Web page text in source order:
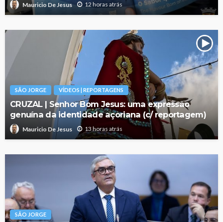
Mauricio De Jesus 12 horas atrás
SÃO JORGE VÍDEOS | REPORTAGENS
CRUZAL | Senhor Bom Jesus: uma expressão
genuína da identidade açoriana (c/ reportagem)
Mauricio De Jesus 13 horas atrás
SÃO JORGE